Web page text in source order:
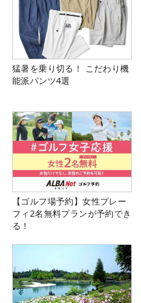
猛暑を乗り切る！ こだわり機
能派パンツ4選
【ゴルフ場予約】女性プレー
フィ2名無料プランが予約でき
る！